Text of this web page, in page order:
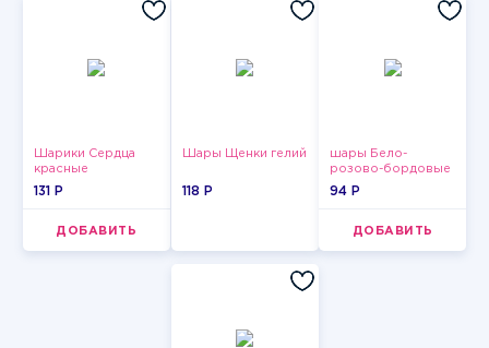
Шарики Сердца
красные
131 P
ДОБАВИТЬ
Шары Щенки гелий
118 P
шары Бело-
розово-бордовые
металлик
94 P
ДОБАВИТЬ